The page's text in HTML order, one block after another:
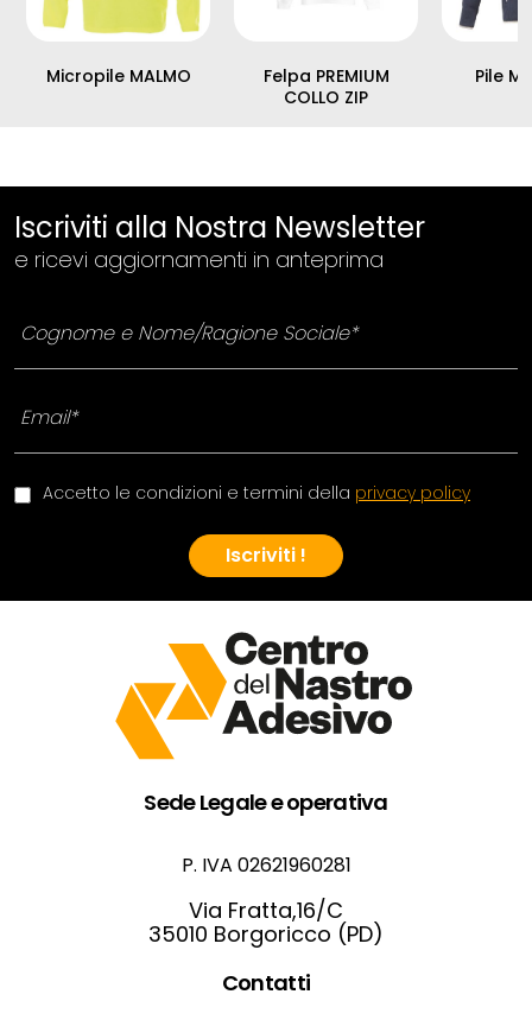
Micropile MALMO
Felpa PREMIUM
COLLO ZIP
Pile
Iscriviti alla Nostra Newsletter
e ricevi aggiornamenti in anteprima
Iscriviti !
Accetto le condizioni e termini della privacy policy
Sede Legale e operativa
P. IVA 02621960281
Via Fratta,16/C
35010 Borgoricco (PD)
Contatti